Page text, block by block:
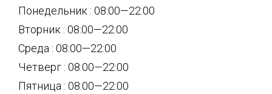
Понедельник : 08:00—22:00
Вторник : 08:00—22:00
Среда : 08:00—22:00
Четверг : 08:00—22:00
Пятница : 08:00—22:00